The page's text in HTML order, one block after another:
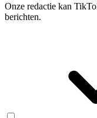
Onze redactie kan
berichten.